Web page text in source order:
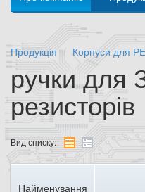
Продукція Корпуси для
ручки
резисторів
Вид списку:
Найменування